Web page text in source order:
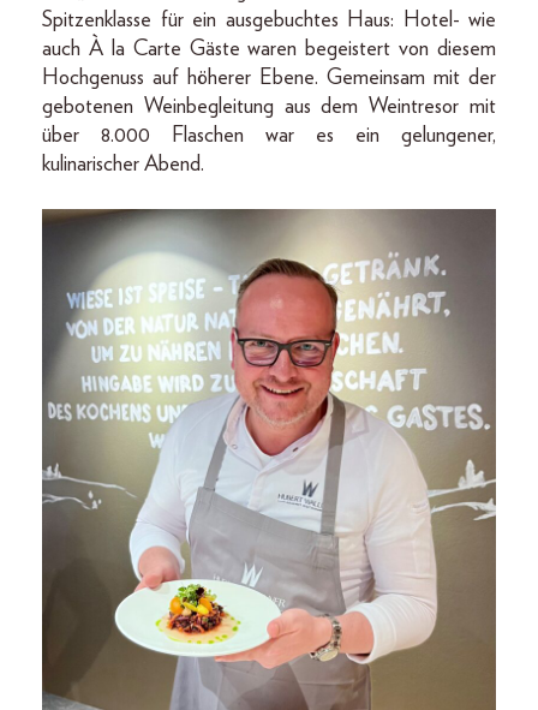
Spitzenklasse für ein ausgebuchtes Haus: Hotel- wie
auch À la Carte Gäste waren begeistert von diesem
Hochgenuss auf höherer Ebene. Gemeinsam mit der
gebotenen Weinbegleitung aus dem Weintresor mit
über 8.000 Flaschen war es ein gelungener,
kulinarischer Abend.